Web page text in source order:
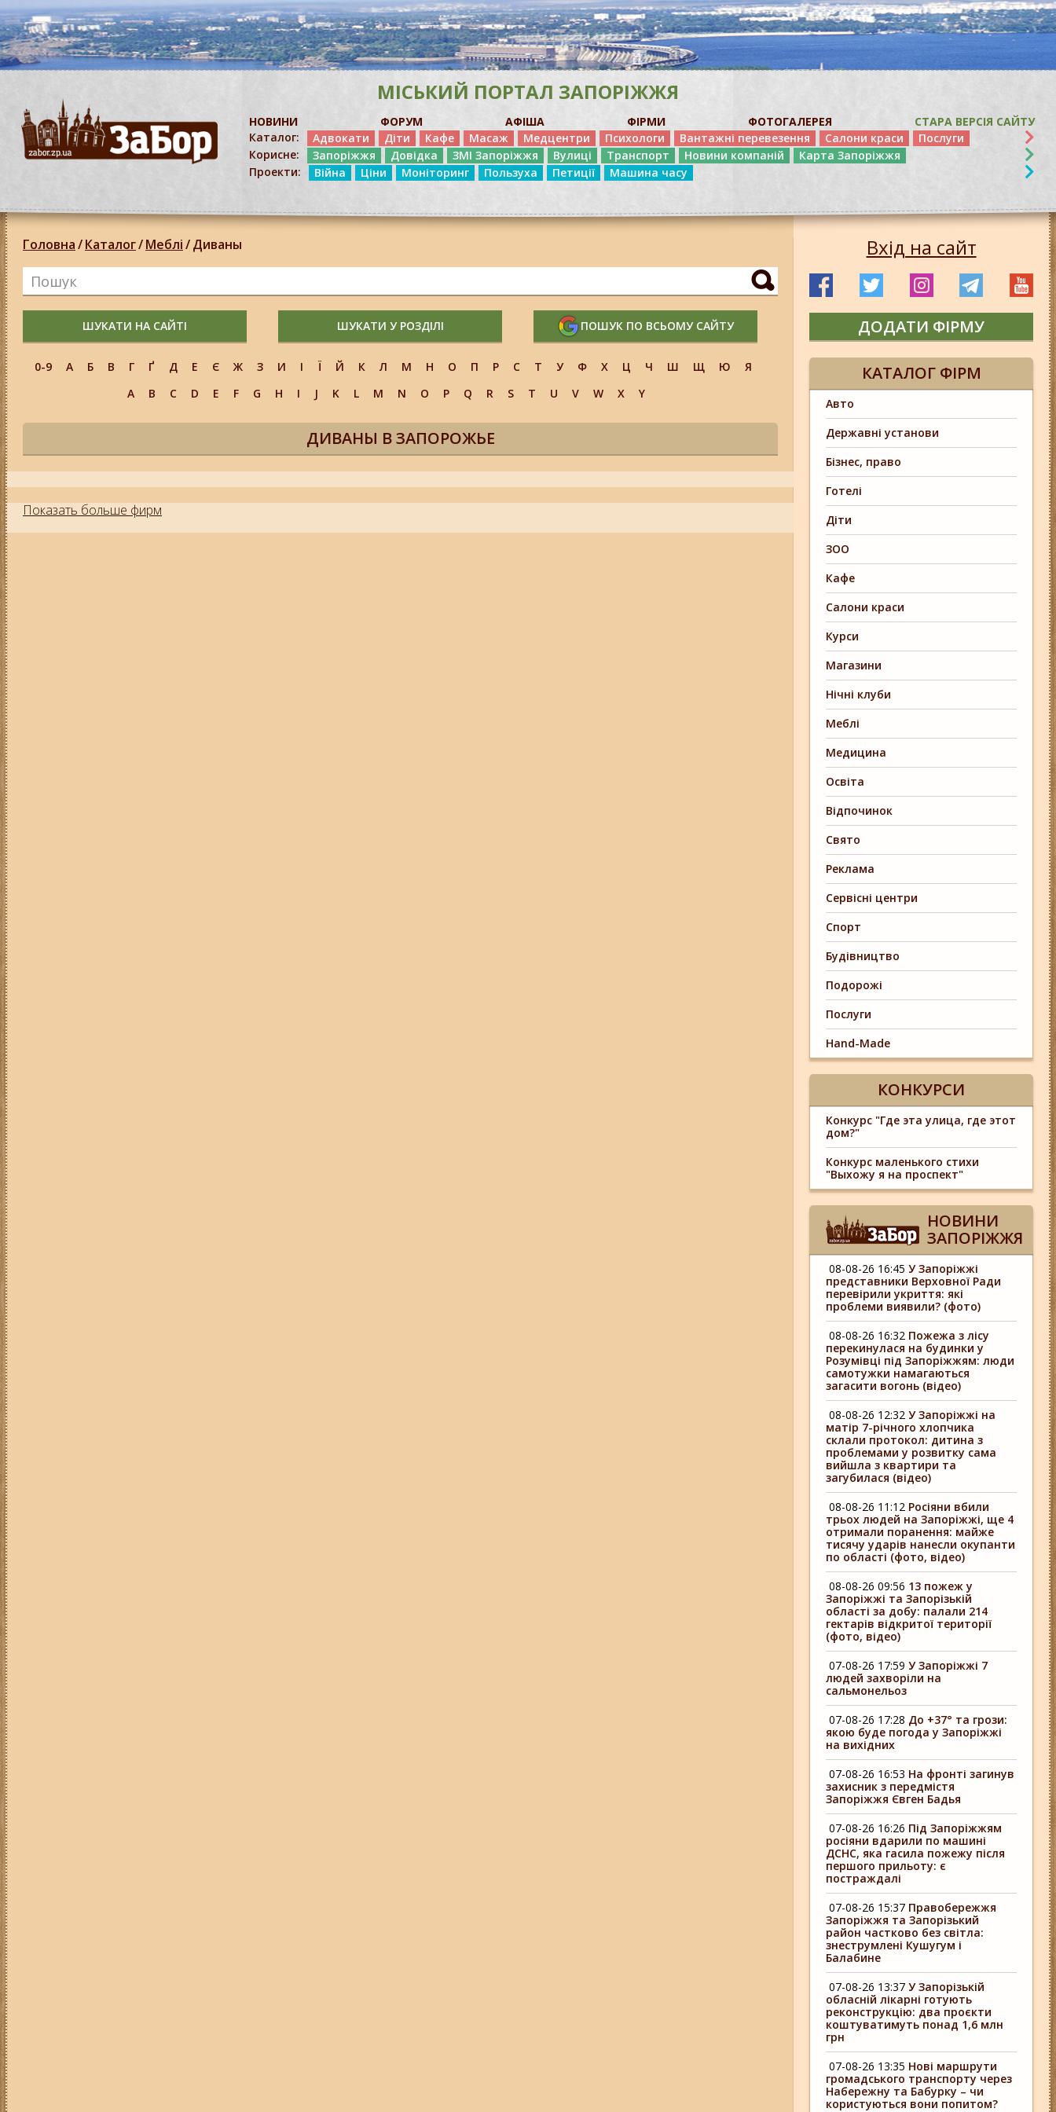
МІСЬКИЙ ПОРТАЛ ЗАПОРІЖЖЯ
НОВИНИ ФОРУМ АФІША ФІРМИ ФОТОГАЛЕРЕЯ
СТАРА ВЕРСІЯ САЙТУ
Каталог:
Адвокати Діти Кафе Масаж Медцентри Психологи Вантажні перевезення Салони краси
Послуги
Корисне:
Запоріжжя Довідка ЗМІ Запоріжжя Вулиці Транспорт Новини компаній
Карта Запоріжжя
Проекти:
Війна Ціни Моніторинг Пользуха Петиції Машина часу
Головна/Каталог/Меблі/Диваны
ШУКАТИ НА САЙТІ ШУКАТИ У РОЗДІЛІ ПОШУК ПО ВСЬОМУ САЙТУ
0-9 А Б В Г Ґ Д Е Є Ж З И І Ї Й К Л М Н О П Р С Т У Ф Х Ц Ч Ш Щ Ю
Я
A
B C D E F G H I J K L M N O P Q R S T U V W X Y
ДИВАНЫ В ЗАПОРОЖЬЕ
Показать больше фирм
Вхід на сайт
ДОДАТИ ФІРМУ
КАТАЛОГ ФІРМ
Авто
Державні установи
Бізнес, право
Готелі
Діти
ЗОО
Кафе
Салони краси
Курси
Магазини
Нічні клуби
Меблі
Медицина
Освіта
Відпочинок
Свято
Реклама
Сервісні центри
Спорт
Будівництво
Подорожі
Послуги
Hand-Made
КОНКУРСИ
Конкурс "Где эта улица, где этот
дом?"
Конкурс маленького стихи
"Выхожу я на проспект"
НОВИНИ
ЗАПОРІЖЖЯ
08-08-26 16:45 У Запоріжжі
представники Верховної Ради
перевірили укриття: які
проблеми виявили? (фото)
08-08-26 16:32 Пожежа з лісу
перекинулася на будинки у
Розумівці під Запоріжжям: люди
самотужки намагаються
загасити вогонь (відео)
08-08-26 12:32 У Запоріжжі на
матір 7-річного хлопчика
склали протокол: дитина з
проблемами у розвитку сама
вийшла з квартири та
загубилася (відео)
08-08-26 11:12 Росіяни вбили
трьох людей на Запоріжжі, ще 4
отримали поранення: майже
тисячу ударів нанесли окупанти
по області (фото, відео)
08-08-26 09:56 13 пожеж у
Запоріжжі та Запорізькій
області за добу: палали 214
гектарів відкритої території
(фото, відео)
07-08-26 17:59 У Запоріжжі 7
людей захворіли на
сальмонельоз
07-08-26 17:28 До +37° та грози:
якою буде погода у Запоріжжі
на вихідних
07-08-26 16:53 На фронті загинув
захисник з передмістя
Запоріжжя Євген Бадья
07-08-26 16:26 Під Запоріжжям
росіяни вдарили по машині
ДСНС, яка гасила пожежу після
першого прильоту: є
постраждалі
07-08-26 15:37 Правобережжя
Запоріжжя та Запорізький
район частково без світла:
знеструмлені Кушугум і
Балабине
07-08-26 13:37 У Запорізькій
обласній лікарні готують
реконструкцію: два проєкти
коштуватимуть понад 1,6 млн
грн
07-08-26 13:35 Нові маршрути
громадського транспорту через
Набережну та Бабурку – чи
користуються вони попитом?